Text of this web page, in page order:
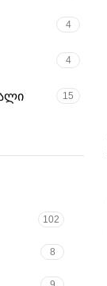
4
4
15
102
8